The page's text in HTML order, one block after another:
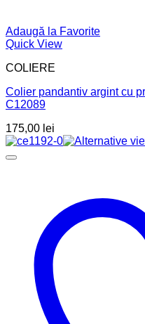
Adaugă la Favorite
Quick View
COLIERE
Colier pandantiv argint cu
C12089
175,00 lei